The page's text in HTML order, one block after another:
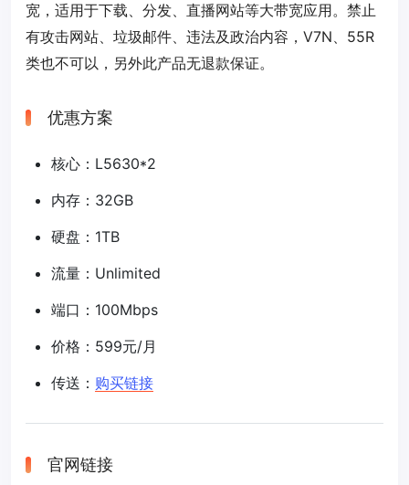
宽，适用于下载、分发、直播网站等大带宽应用。禁止
有攻击网站、垃圾邮件、违法及政治内容，V7N、55R
类也不可以，另外此产品无退款保证。
优惠方案
核心：L5630*2
内存：32GB
硬盘：1TB
流量：Unlimited
端口：100Mbps
价格：599元/月
传送： 购买链接
官网链接